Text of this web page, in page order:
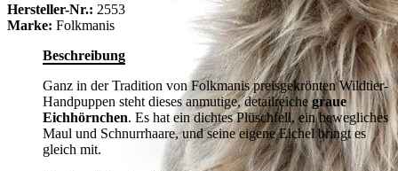
Hersteller-Nr.: 2553
Marke: Folkmanis
Beschreibung
Ganz in der Tradition von Folkmanis preisgekrönten Wildtier-
Handpuppen steht dieses anmutige, detailreichegraue
Eichhörnchen. Es hat ein dichtes Plüschfell, ein bewegliches
Maul und Schnurrhaare, und seine eigene Eichel bringt es
gleich mit.